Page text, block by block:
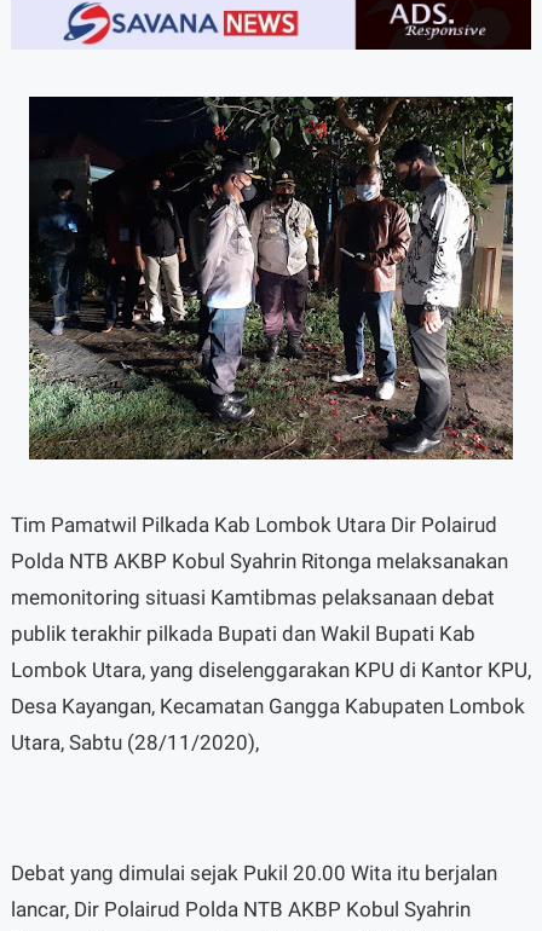
A- A+
Tim Pamatwil Pilkada Kab Lombok Utara Dir Polairud
Polda NTB AKBP Kobul Syahrin Ritonga melaksanakan
memonitoring situasi Kamtibmas pelaksanaan debat
publik terakhir pilkada Bupati dan Wakil Bupati Kab
Lombok Utara, yang diselenggarakan KPU di Kantor KPU,
Desa Kayangan, Kecamatan Gangga Kabupaten Lombok
Utara, Sabtu (28/11/2020),
Debat yang dimulai sejak Pukil 20.00 Wita itu berjalan
lancar, Dir Polairud Polda NTB AKBP Kobul Syahrin